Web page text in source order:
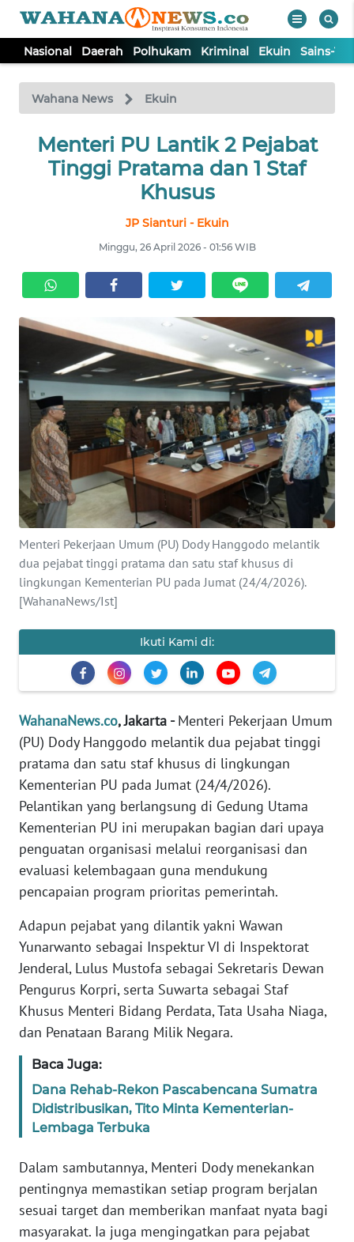
Nasional Daerah Polhukam Kriminal Ekuin Sains-
Wahana News Ekuin
Menteri PU Lantik 2 Pejabat
Tinggi Pratama dan 1 Staf
Khusus
JP Sianturi - Ekuin
Minggu, 26 April 2026 - 01:56 WIB
Menteri Pekerjaan Umum (PU) Dody Hanggodo melantik
dua pejabat tinggi pratama dan satu staf khusus di
lingkungan Kementerian PU pada Jumat (24/4/2026).
[WahanaNews/Ist]
Ikuti Kami di:
WahanaNews.co, Jakarta -Menteri Pekerjaan Umum
(PU) Dody Hanggodo melantik dua pejabat tinggi
pratama dan satu staf khusus di lingkungan
Kementerian PU pada Jumat (24/4/2026).
Pelantikan yang berlangsung di Gedung Utama
Kementerian PU ini merupakan bagian dari upaya
penguatan organisasi melalui reorganisasi dan
evaluasi kelembagaan guna mendukung
pencapaian program prioritas pemerintah.
Adapun pejabat yang dilantik yakni Wawan
Yunarwanto sebagai Inspektur VI di Inspektorat
Jenderal, Lulus Mustofa sebagai Sekretaris Dewan
Pengurus Korpri, serta Suwarta sebagai Staf
Khusus Menteri Bidang Perdata, Tata Usaha Niaga,
dan Penataan Barang Milik Negara.
Baca Juga:
Dana Rehab-Rekon Pascabencana Sumatra
Didistribusikan, Tito Minta Kementerian-
Lembaga Terbuka
Dalam sambutannya, Menteri Dody menekankan
pentingnya memastikan setiap program berjalan
sesuai target dan memberikan manfaat nyata bagi
masyarakat. Ia juga mengingatkan para pejabat
TV
Tutup
NASIONAL
KRIMINAL
EKUIN
SAINS-TEKNO
KESEHATAN
INTERNASIONAL
SERBA-SERBI
PENDIDIKAN
OLAHRAGA
OPINI
EDITORIAL
Informasi
INDEKS
BERITA
KONTAK
KAMI
INFO
TENTANG
KAMI
PEDOMAN
MEDIA
SIBER
REDAKSI
KARIR
Wahana
News
Regional